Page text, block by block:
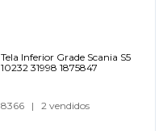
Tela Inferior Grade Scania S5
10232 31998 1875847
8366 | 2 vendidos